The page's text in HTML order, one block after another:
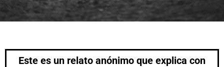
Este es un relato anónimo que explica con